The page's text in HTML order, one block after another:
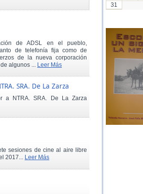
de ADSL en el pueblo,
de telefonía fija como de
de la nueva corporación
algunos ... Leer Más
SRA. De La Zarza
a NTRA. SRA. De La Zarza
sesiones de cine al aire libre
2017... Leer Más
31